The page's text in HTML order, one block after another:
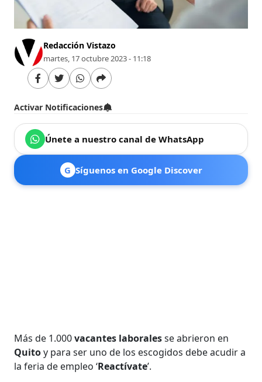
Redacción Vistazo
martes, 17 octubre 2023 - 11:18
Activar Notificaciones
Únete a nuestro canal de WhatsApp
G Síguenos en Google Discover
Más de 1.000vacantes laboralesse abrieron en
Quitoy para ser uno de los escogidos debe acudir a
la feria de empleo ‘Reactívate’.